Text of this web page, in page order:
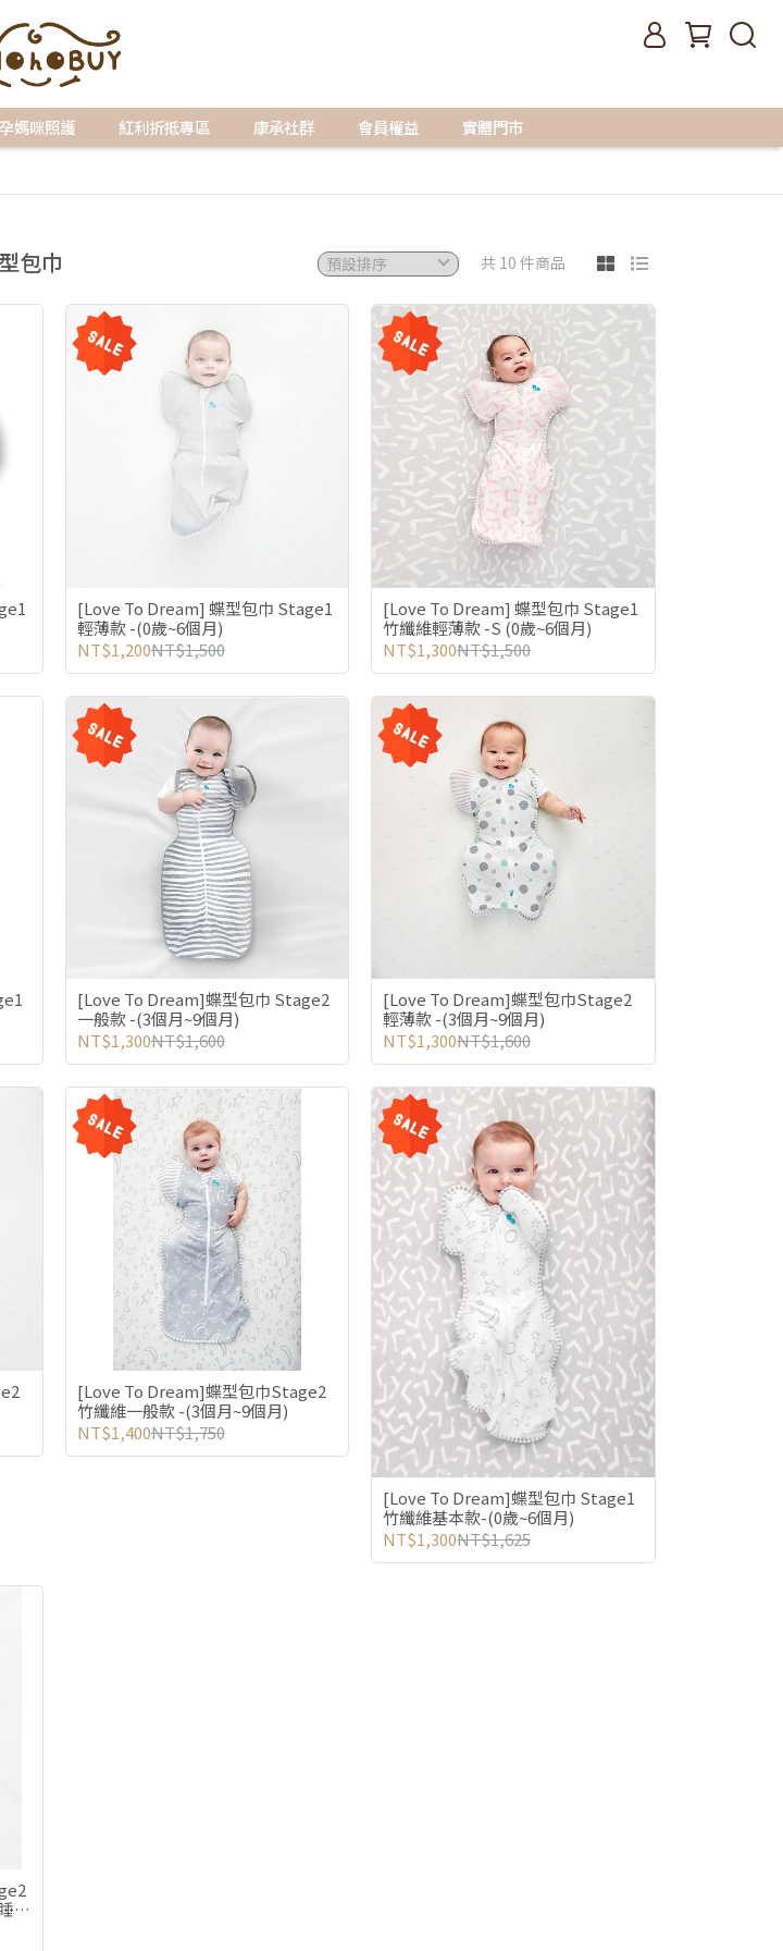
孕媽咪照護 紅利折抵專區 康承社群 會員權益 實體門市
包巾 共 10 件商品
[Love To Dream] 蝶型包巾 Stage1
輕薄款 -(0歲~6個月)
NT$1,200NT$1,500
[Love To Dream] 蝶型包巾 Stage1
竹纖維輕薄款 -S (0歲~6個月)
NT$1,300NT$1,500
[Love To Dream]蝶型包巾 Stage2
一般款 -(3個月~9個月)
NT$1,300NT$1,600
[Love To Dream]蝶型包巾Stage2
輕薄款 -(3個月~9個月)
NT$1,300NT$1,600
[Love To Dream]蝶型包巾Stage2
竹纖維一般款 -(3個月~9個月)
NT$1,400NT$1,750
[Love To Dream]蝶型包巾 Stage1
竹纖維基本款-(0歲~6個月)
NT$1,300NT$1,625
衣